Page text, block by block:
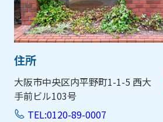
住所
大阪市中央区内平野町1-1-5 西大
手前ビル103号
TEL:0120-89-0007